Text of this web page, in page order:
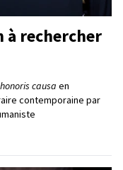
rechercher
honoris causa en
contemporaine par